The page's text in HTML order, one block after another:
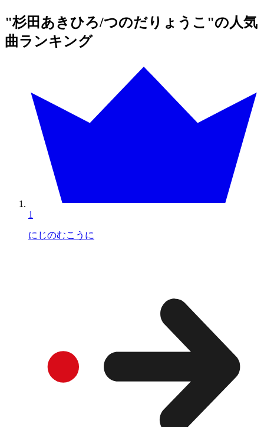
"杉田あきひろ/つのだりょうこ"の人気
曲ランキング
1
にじのむこうに